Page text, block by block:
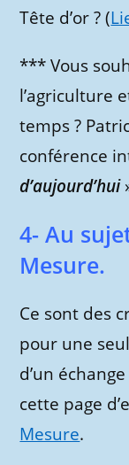
Tête d’or ? (
*** Vous
l’agriculture
temps ?
conférence
d’aujourd’hui
4- Au
Mesure.
Ce sont des
pour une
d’un
cette page
Mesure.